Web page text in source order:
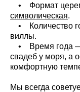
• Формат
символическая.
• Количество
виллы.
• Время года —
свадеб у моря, а
комфортную
Мы всегда